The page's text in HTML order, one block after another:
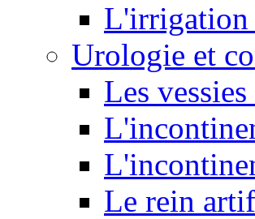
L'irrigation
Urologie et
Les
Le rein